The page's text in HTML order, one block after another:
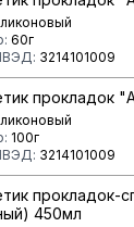
60г
3214101009
прокладок
100г
3214101009
прокладок-
450мл